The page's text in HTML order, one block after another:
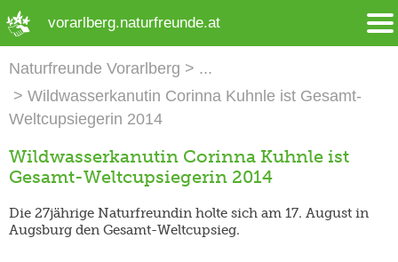
vorarlberg.naturfreunde.at
Naturfreunde Vorarlberg
Wildwasserkanutin Corinna Kuhnle ist Gesamt-
Weltcupsiegerin 2014
Wildwasserkanutin Corinna Kuhnle ist
Gesamt-Weltcupsiegerin 2014
Die 27jährige Naturfreundin holte sich am 17. August in
Augsburg den Gesamt-Weltcupsieg.